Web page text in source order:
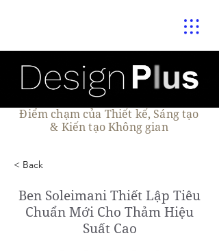
Điểm chạm của Thiết kế, Sáng tạo
& Kiến tạo Không gian
< Back
Ben Soleimani Thiết Lập Tiêu
Chuẩn Mới Cho Thảm Hiệu
Suất Cao